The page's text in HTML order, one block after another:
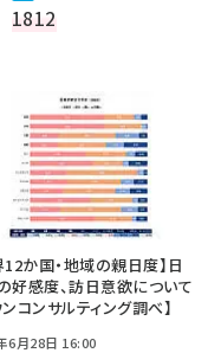
1812
12か国・地域の親日度】日
好感度、訪日意欲について
ンコンサルティング調べ】
6月28日 16:00